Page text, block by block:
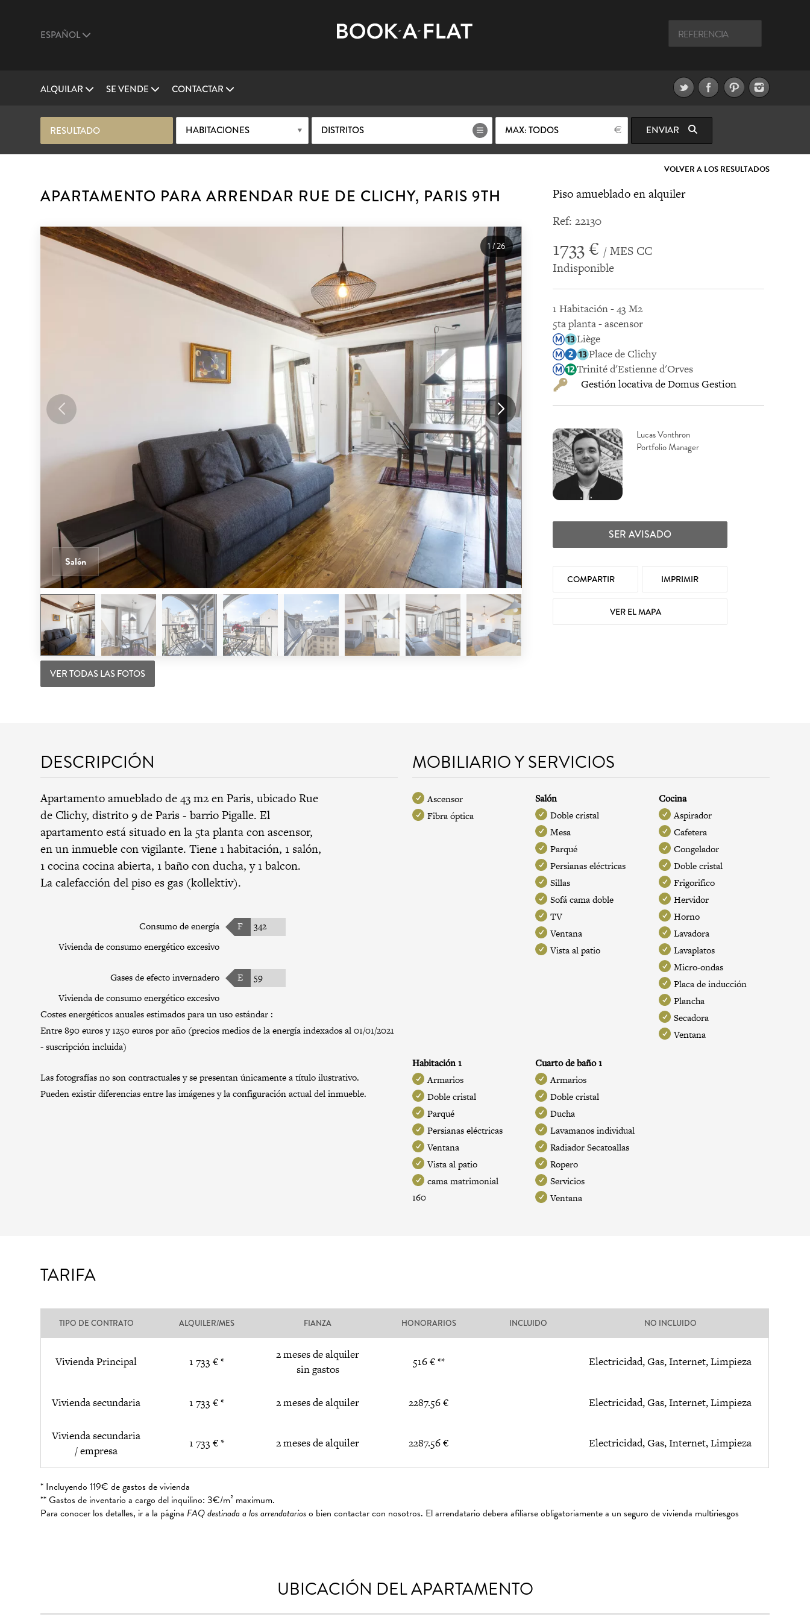
ESPAÑOL
ALQUILAR SE VENDE CONTACTAR
RESULTADO HABITACIONES DISTRITOS MAX: TODOS ENVIAR
VOLVER A LOS RESULTADOS
APARTAMENTO PARA ARRENDAR RUE DE CLICHY, PARIS 9TH
Salón
1/26
VER TODAS LAS FOTOS
Piso amueblado en alquiler
Ref: 22130
1733 € / MES CC
Indisponible
1 Habitación - 43 M2
5ta planta - ascensor
Liège
Place de Clichy
Trinité d'Estienne d'Orves
Gestión locativa de Domus Gestion
Lucas Vonthron
Portfolio Manager
SER AVISADO
COMPARTIR IMPRIMIR
VER EL MAPA
DESCRIPCIÓN
Apartamento amueblado de 43 m2 en Paris, ubicado Rue
de Clichy,distrito 9 de Paris-barrio Pigalle. El
apartamento está situado en la 5ta planta con ascensor,
en un inmueble con vigilante. Tiene 1 habitación, 1 salón,
1 cocina cocina abierta, 1 baño con ducha, y 1 balcon.
La calefacción del piso es gas (kollektiv).
Consumo de energía F
342
Vivienda de consumo energético excesivo
Gases de efecto invernadero E
59
Vivienda de consumo energético excesivo
Costes energéticos anuales estimados para un uso estándar :
Entre 890 euros y 1250 euros por año (precios medios de la energía indexados al 01/01/2021
- suscripción incluida)
Las fotografías no son contractuales y se presentan únicamente a título ilustrativo.
Pueden existir diferencias entre las imágenes y la configuración actual del inmueble.
MOBILIARIO Y SERVICIOS
Ascensor
Fibra óptica
Salón
Doble cristal
Mesa
Parqué
Persianas eléctricas
Sillas
Sofá cama doble
TV
Ventana
Vista al patio
Cocina
Aspirador
Cafetera
Congelador
Doble cristal
Frigorifico
Hervidor
Horno
Lavadora
Lavaplatos
Micro-ondas
Placa de inducción
Plancha
Secadora
Ventana
Habitación 1
Armarios
Doble cristal
Parqué
Persianas eléctricas
Ventana
Vista al patio
cama matrimonial
160
Cuarto de baño 1
Armarios
Doble cristal
Ducha
Lavamanos individual
Radiador Secatoallas
Ropero
Servicios
Ventana
TARIFA
TIPO DE CONTRATO ALQUILER/MES FIANZA HONORARIOS INCLUIDO NO INCLUIDO
Vivienda Principal 1 733 € *
2 meses de alquiler
sin gastos
516 € ** Electricidad, Gas, Internet, Limpieza
Vivienda secundaria 1 733 € * 2 meses de alquiler 2287.56 € Electricidad, Gas, Internet, Limpieza
Vivienda secundaria
/ empresa
1 733 € * 2 meses de alquiler 2287.56 € Electricidad, Gas, Internet, Limpieza
* Incluyendo 119€ de gastos de vivienda
** Gastos de inventario a cargo del inquilino: 3€/m² maximum.
Para conocer los detalles, ir a la página FAQ destinada a los arrendatarioso bien contactar con nosotros. El arrendatario debera afiliarse obligatoriamente a un seguro de vivienda multiriesgos
UBICACIÓN DEL APARTAMENTO